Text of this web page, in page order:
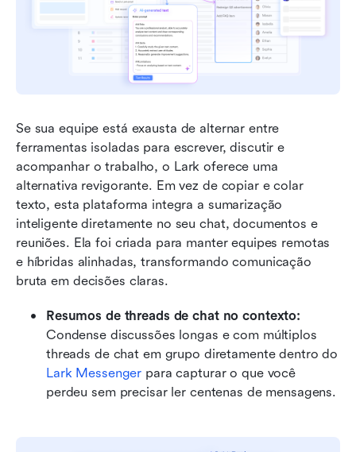
Se sua equipe está exausta de alternar entre
ferramentas isoladas para escrever, discutir e
acompanhar o trabalho, o Lark oferece uma
alternativa revigorante. Em vez de copiar e colar
texto, esta plataforma integra a sumarização
inteligente diretamente no seu chat, documentos e
reuniões. Ela foi criada para manter equipes remotas
e híbridas alinhadas, transformando comunicação
bruta em decisões claras.
Condense discussões longas e com múltiplos
Lark Messenger para capturar o que você
perdeu sem precisar ler centenas de mensagens.